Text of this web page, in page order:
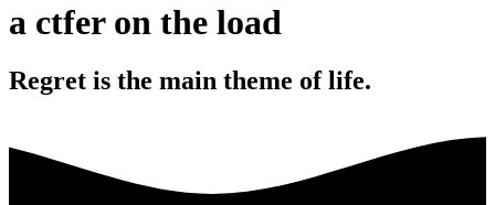
a ctfer on the load
Regret is the main theme of life.